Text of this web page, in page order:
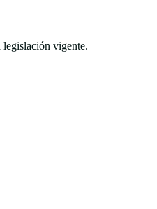
legislación vigente.